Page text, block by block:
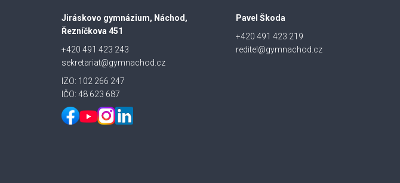
Jiráskovo gymnázium, Náchod,
Řezníčkova 451
+420 491 423 243
sekretariat@gymnachod.cz
IZO: 102 266 247
IČO: 48 623 687
Pavel Škoda
+420 491 423 219
reditel@gymnachod.cz